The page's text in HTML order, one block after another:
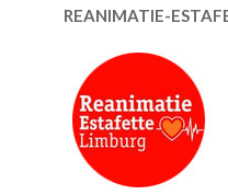
REANIMATIE-